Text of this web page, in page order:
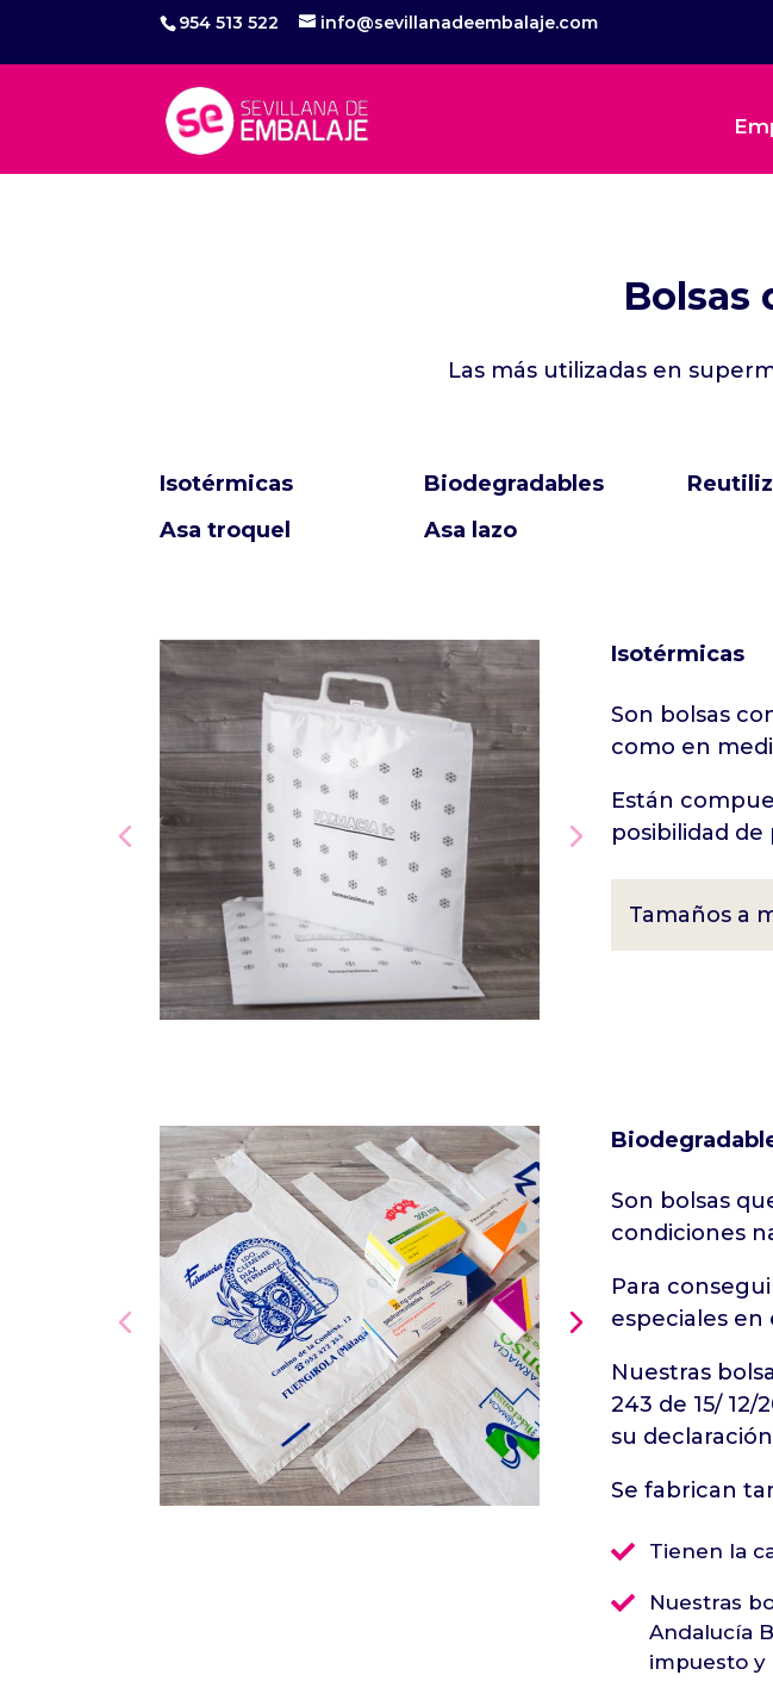
954 513 522 info@sevillanadeembalaje.com
Bolsas
Las más utilizadas en
Isotérmicas
Asa troquel
Biodegradables
Asa lazo
Isotérmicas
Son bolsas
como en
Están
posibilidad de
Tamaños a
Son bolsas
condiciones
Para
especiales
Nuestras
243 de 15/
su
Se fabrican
 Tienen la

Nuestras
Andalucía
impuesto y